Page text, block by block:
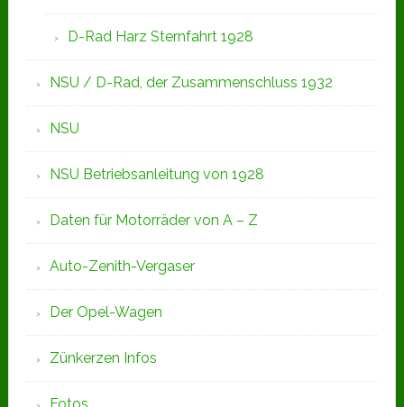
D-Rad Harz Sternfahrt 1928
NSU / D-Rad, der Zusammenschluss 1932
NSU
NSU Betriebsanleitung von 1928
Daten für Motorräder von A – Z
Auto-Zenith-Vergaser
Der Opel-Wagen
Zünkerzen Infos